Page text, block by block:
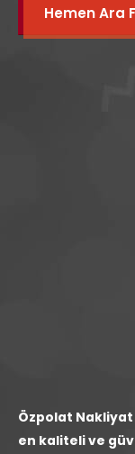
Hemen Ara
Özpolat
en kaliteli ve